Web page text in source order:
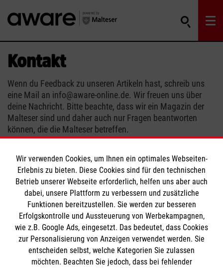
Kontakt
Wenn du Feedback zu unseren Artikeln hast, schreib uns
eine Mail an info@aware-online.de. Wir freuen uns über
deine Nachricht. Bitte beachte, dass wir ein Magazin der
Malteser sind und daher auch nur Fragen beantworten
können, die die Malteser betreffen.
Themenübersicht Über diesen Hub
Kontakt Impressum
Datenschutz Malteser.de
Wir verwenden Cookies, um Ihnen ein optimales Webseiten-
Erlebnis zu bieten. Diese Cookies sind für den technischen
Betrieb unserer Webseite erforderlich, helfen uns aber auch
dabei, unsere Plattform zu verbessern und zusätzliche
Funktionen bereitzustellen. Sie werden zur besseren
Erfolgskontrolle und Aussteuerung von Werbekampagnen,
wie z.B. Google Ads, eingesetzt. Das bedeutet, dass Cookies
zur Personalisierung von Anzeigen verwendet werden. Sie
entscheiden selbst, welche Kategorien Sie zulassen
möchten. Beachten Sie jedoch, dass bei fehlender